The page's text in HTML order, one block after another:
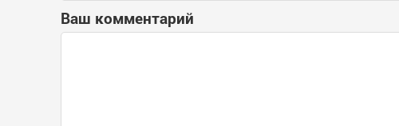
Ваш комментарий